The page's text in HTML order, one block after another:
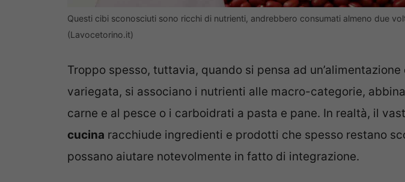
Questi cibi sconosciuti sono ricchi di nutrienti, andrebbero consumati almeno due
(Lavocetorino.it)
Troppo spesso, tuttavia, quando si pensa ad
variegata, si associano i nutrienti alle macro-categorie,
carne e al pesce o i carboidrati a pasta e pane. In realtà, il
cucina racchiude ingredienti e prodotti che spesso restano
possano aiutare notevolmente in fatto di integrazione.